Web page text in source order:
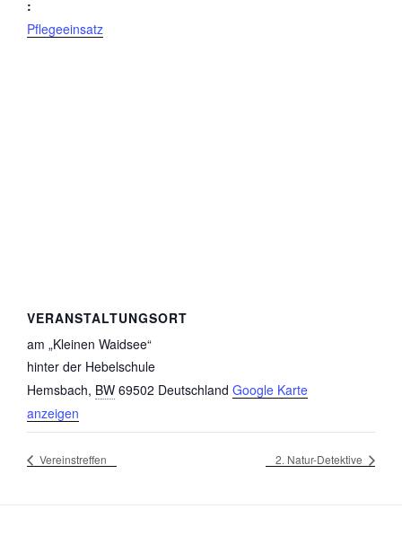
:
Pflegeeinsatz
VERANSTALTUNGSORT
am „Kleinen Waidsee“
hinter der Hebelschule
Hemsbach, BW 69502 Deutschland Google Karte
anzeigen
Vereinstreffen 2. Natur-Detektive